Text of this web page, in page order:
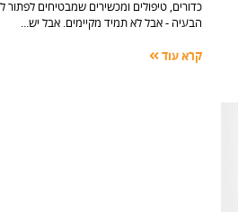
כדורים, טיפולים ומכשירים שמבטיחים לפתור
הבעיה - אבל לא תמיד מקיימים. אבל יש...
קרא עוד